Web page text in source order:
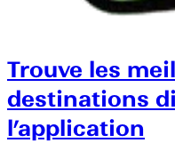
Trouve les
destinations
l’application